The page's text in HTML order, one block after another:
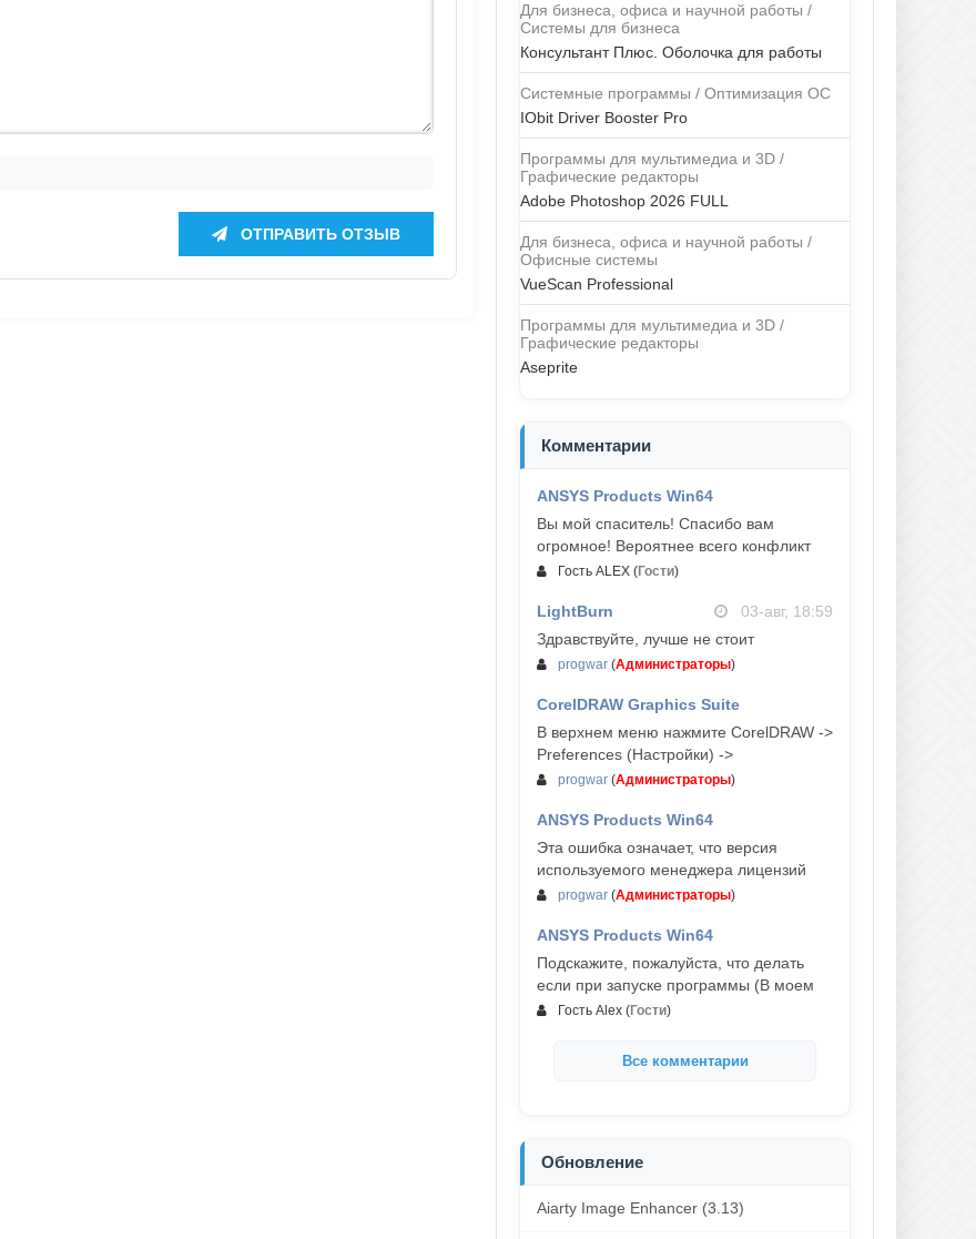
ОТПРАВИТЬ ОТЗЫВ
Для бизнеса, офиса и научной работы /
Системы для бизнеса
Консультант Плюс. Оболочка для работы
Системные программы / Оптимизация ОС
IObit Driver Booster Pro
Программы для мультимедиа и 3D /
Графические редакторы
Adobe Photoshop 2026 FULL
Для бизнеса, офиса и научной работы /
Офисные системы
VueScan Professional
Программы для мультимедиа и 3D /
Графические редакторы
Aseprite
Комментарии
ANSYS Products Win64
Вы мой спаситель! Спасибо вам
огромное! Вероятнее всего конфликт
Гость ALEX (Гости)
LightBurn
03-авг, 18:59
Здравствуйте, лучше не стоит
progwar (Администраторы)
CorelDRAW Graphics Suite
03-авг, 18:58
В верхнем меню нажмите CorelDRAW ->
Preferences (Настройки) ->
progwar (Администраторы)
ANSYS Products Win64
Эта ошибка означает, что версия
используемого менеджера лицензий
progwar (Администраторы)
ANSYS Products Win64
Подскажите, пожалуйста, что делать
если при запуске программы (В моем
Гость Alex (Гости)
Все комментарии
Обновление
Aiarty Image Enhancer (3.13)